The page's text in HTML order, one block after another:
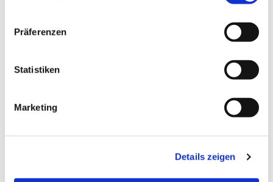
Präferenzen
Statistiken
Marketing
Details zeigen